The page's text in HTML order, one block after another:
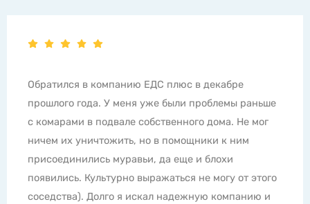
Все супер! Ребята молодцы! Моя проблема в том,
что на балконе постоянно были пчелы, а еще
одолевали мухи осенью и зимой в теплые дни.
Мерзкое жужжание с пилотированием по квартире
раздражало ужасно, открыть балкон невозможно.
Ни ленты не помогали, ни другие средства. Но
даже не подозревала, что можно справиться с